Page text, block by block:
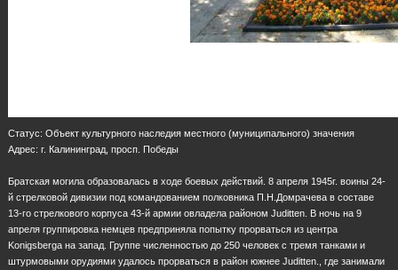
Статус: Объект культурного наследия местного (муниципального) значения
Адрес: г. Калининград, просп. Победы
Братская могила образовалась в ходе боевых действий. 8 апреля 1945г. воины 24-
й стрелковой дивизии под командованием полковника П.Н.Домрачева в составе
13-го стрелкового корпуса 43-й армии овладела районом Juditten. В ночь на 9
апреля группировка немцев предприняла попытку прорваться из центра
Konigsbergа на запад. Группе численностью до 250 человек с тремя танками и
штурмовыми орудиями удалось прорваться в район южнее Juditten., где занимали